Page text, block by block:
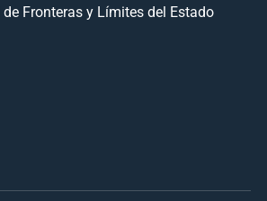
Fronteras y Límites del Estado